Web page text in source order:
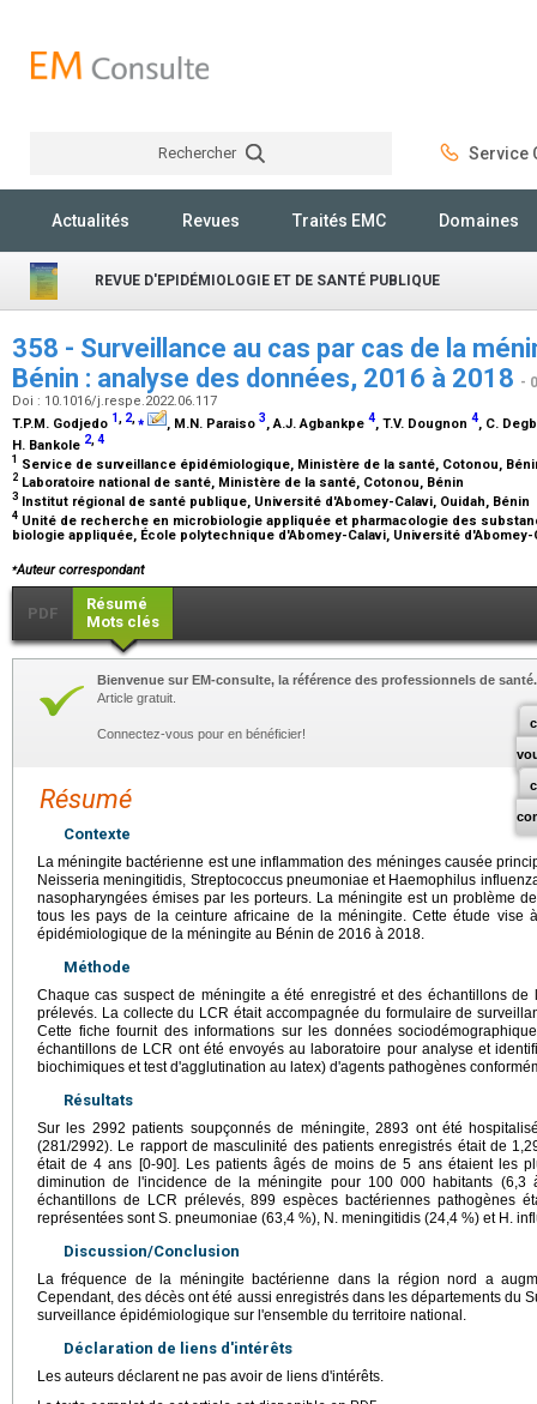
Rechercher Service
Actualités Revues Traités EMC Domaines
REVUE D'EPIDÉMIOLOGIE ET DE SANTÉ PUBLIQUE
358 - Surveillance au cas par cas de la
Bénin : analyse des données, 2016 à 2018 -
Doi : 10.1016/j.respe.2022.06.117
T.P.M. Godjedo 1, 2,⁎ , M.N. Paraiso 3, A.J. Agbankpe 4, T.V. Dougnon 4, C.
H. Bankole 2 4
1 Service de surveillance épidémiologique, Ministère de la santé, Cotonou,
2 Laboratoire national de santé, Ministère de la santé, Cotonou, Bénin
3 Institut régional de santé publique, Université d'Abomey-Calavi, Ouidah, Bénin
4 Unité de recherche en microbiologie appliquée et pharmacologie des
biologie appliquée, École polytechnique d'Abomey-Calavi, Université
⁎Auteur correspondant
PDF
Résumé
Mots clés
Bienvenue sur EM-consulte, la référence des professionnels de santé.
Article gratuit.
Connectez-vous pour en bénéficier!
Résumé
Contexte
La méningite bactérienne est une inflammation des méninges causée
Neisseria meningitidis, Streptococcus pneumoniae et Haemophilus
nasopharyngées émises par les porteurs. La méningite est un problème
tous les pays de la ceinture africaine de la méningite. Cette étude vise
épidémiologique de la méningite au Bénin de 2016 à 2018.
Méthode
Chaque cas suspect de méningite a été enregistré et des échantillons
prélevés. La collecte du LCR était accompagnée du formulaire de
Cette fiche fournit des informations sur les données
échantillons de LCR ont été envoyés au laboratoire pour analyse et
biochimiques et test d'agglutination au latex) d'agents pathogènes
Résultats
Sur les 2992 patients soupçonnés de méningite, 2893 ont été
(281/2992). Le rapport de masculinité des patients enregistrés était de
était de 4 ans [0-90]. Les patients âgés de moins de 5 ans étaient les
diminution de l'incidence de la méningite pour 100 000 habitants
échantillons de LCR prélevés, 899 espèces bactériennes pathogènes
représentées sont S. pneumoniae (63,4 %), N. meningitidis (24,4 %) et H.
Discussion/Conclusion
La fréquence de la méningite bactérienne dans la région nord a
Cependant, des décès ont été aussi enregistrés dans les départements du
surveillance épidémiologique sur l'ensemble du territoire national.
Déclaration de liens d'intérêts
Les auteurs déclarent ne pas avoir de liens d'intérêts.